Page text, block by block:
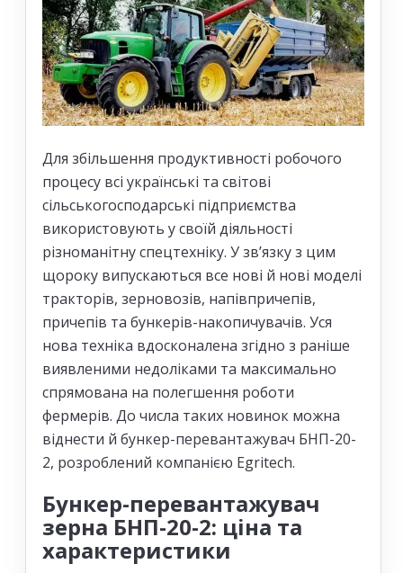
Для збільшення продуктивності робочого
процесу всі українські та світові
сільськогосподарські підприємства
використовують у своїй діяльності
різноманітну спецтехніку. У зв’язку з цим
щороку випускаються все нові й нові моделі
тракторів, зерновозів, напівпричепів,
причепів та бункерів-накопичувачів. Уся
нова техніка вдосконалена згідно з раніше
виявленими недоліками та максимально
спрямована на полегшення роботи
фермерів. До числа таких новинок можна
віднести й бункер-перевантажувач БНП-20-
2, розроблений компанією Egritech.
Бункер-перевантажувач
зерна БНП-20-2: ціна та
характеристики